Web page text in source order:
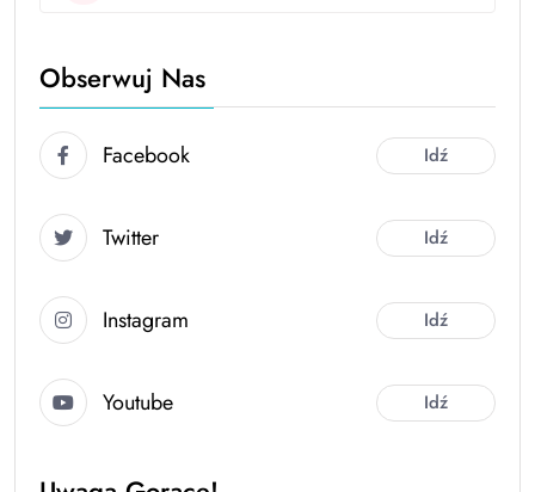
Obserwuj Nas
Facebook Idź
Twitter Idź
Instagram Idź
Youtube Idź